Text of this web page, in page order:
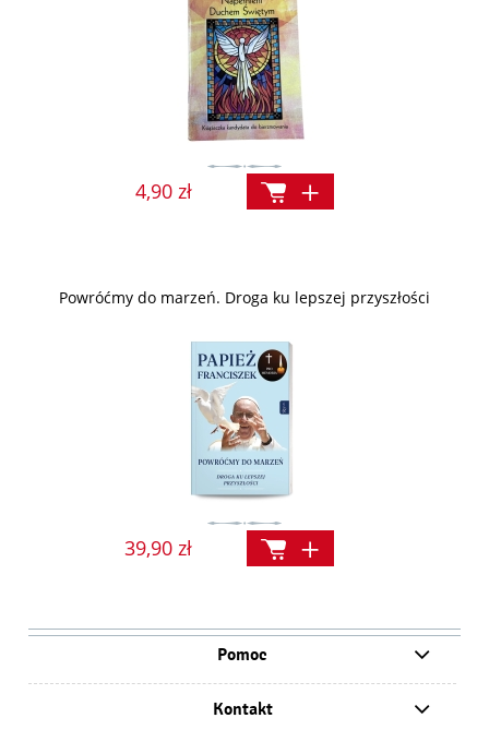
4,90 zł
Powróćmy do marzeń. Droga ku lepszej przyszłości
39,90 zł
Pomoc
Kontakt